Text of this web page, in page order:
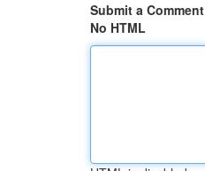
Submit a Comment
No HTML